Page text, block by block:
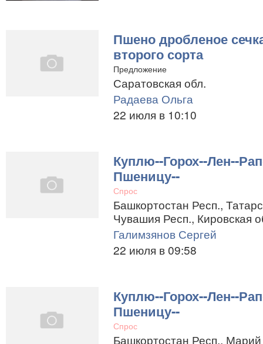
Пшено дробленое
второго сорта
Предложение
Саратовская обл.
Радаева Ольга
22 июля в 10:10
Куплю--Горох--Лен--
Пшеницу--
Спрос
Башкортостан Респ.,
Чувашия Респ., Кировская
Галимзянов Сергей
22 июля в 09:58
Куплю--Горох--Лен--
Пшеницу--
Спрос
Башкортостан Респ.,